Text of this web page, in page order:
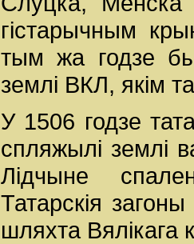
гістарычным
тым жа годзе
землі ВКЛ, якім
У 1506 годзе
спляжылі землі
Лідчыне
Татарскія
шляхта Вялікага